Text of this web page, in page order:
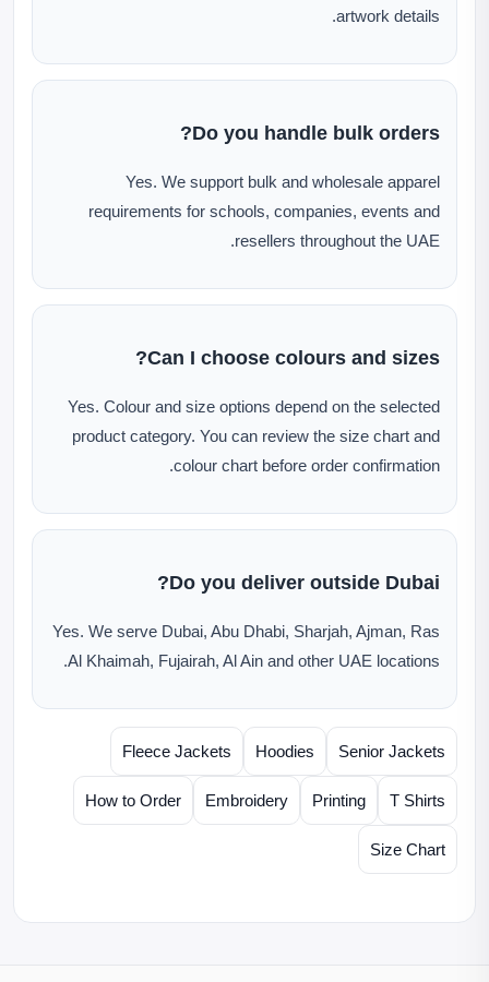
artwork details.
Do you handle bulk orders?
Yes. We support bulk and wholesale apparel
requirements for schools, companies, events and
resellers throughout the UAE.
Can I choose colours and sizes?
Yes. Colour and size options depend on the selected
product category. You can review the size chart and
colour chart before order confirmation.
Do you deliver outside Dubai?
Yes. We serve Dubai, Abu Dhabi, Sharjah, Ajman, Ras
Al Khaimah, Fujairah, Al Ain and other UAE locations.
Senior Jackets
Hoodies
Fleece Jackets
T Shirts
Printing
Embroidery
How to Order
Size Chart